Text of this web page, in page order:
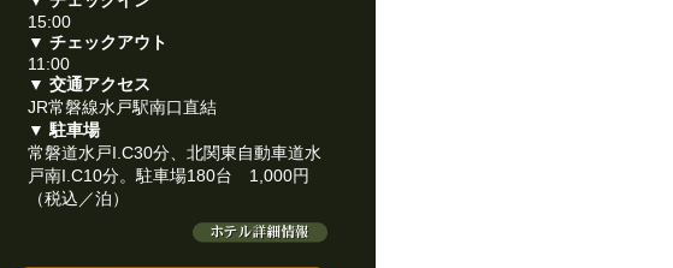
15:00
▼ チェックアウト
11:00
▼ 交通アクセス
JR常磐線水戸駅南口直結
▼ 駐車場
常磐道水戸I.C30分、北関東自動車道水
戸南I.C10分。駐車場180台 1,000円
（税込／泊）